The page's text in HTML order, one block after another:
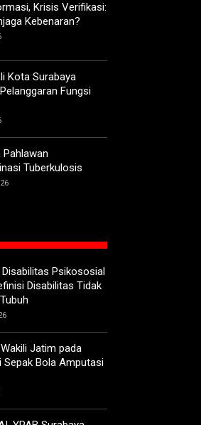
Krisis Verifikasi:
Kebenaran?
Kota Surabaya
Fungsi
Tuberkulosis
Psikososial
Disabilitas Tidak
Jatim pada
Sepak Bola Amputasi